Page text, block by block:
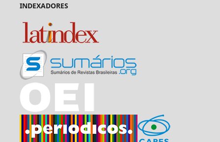
INDEXADORES